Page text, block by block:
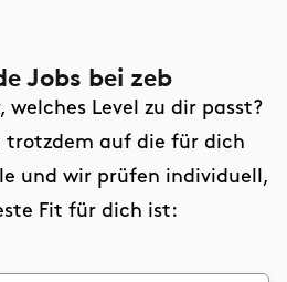
Jobs bei zeb
welches Level zu dir passt?
trotzdem auf die für dich
und wir prüfen individuell,
Fit für dich ist: